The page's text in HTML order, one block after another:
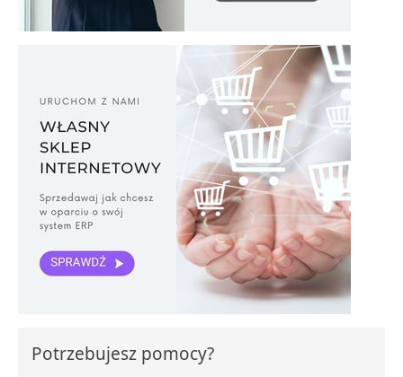
Potrzebujesz pomocy?